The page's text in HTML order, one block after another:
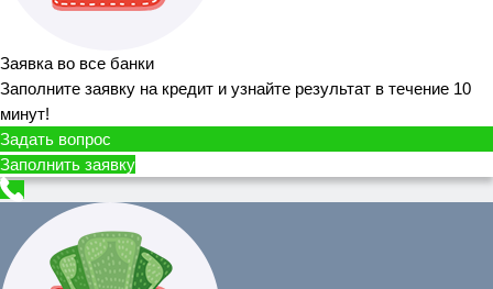
Заявка во все банки
Заполните заявку на кредит и узнайте результат в течение 10
минут!
Задать вопрос
Заполнить заявку